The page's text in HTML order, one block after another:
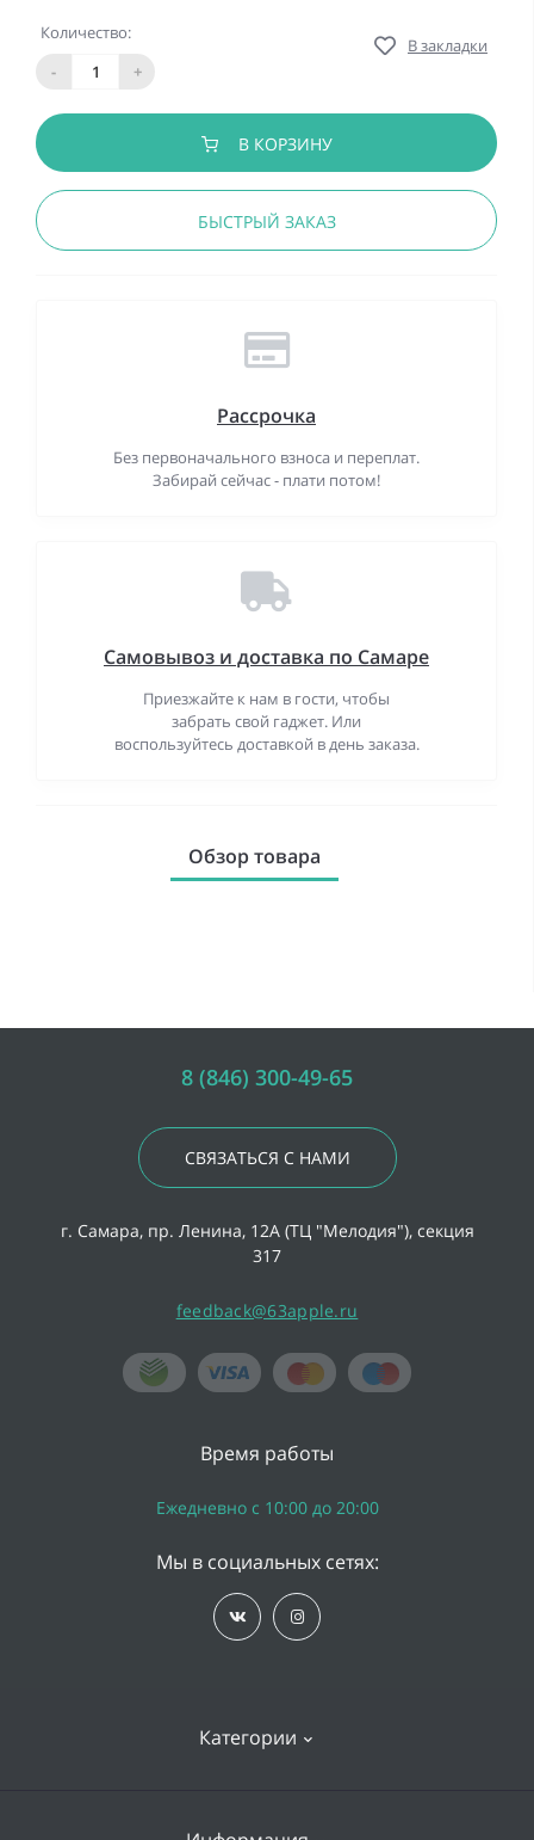
Количество:
-
+
В закладки
В КОРЗИНУ
БЫСТРЫЙ ЗАКАЗ
Рассрочка
Без первоначального взноса и переплат.
Забирай сейчас - плати потом!
Самовывоз и доставка по Самаре
Приезжайте к нам в гости, чтобы
забрать свой гаджет. Или
воспользуйтесь доставкой в день заказа.
Обзор товара
8 (846) 300-49-65
СВЯЗАТЬСЯ С НАМИ
г. Самара, пр. Ленина, 12А (ТЦ "Мелодия"), секция
317
feedback@63apple.ru
Категории
Время работы
Ежедневно с 10:00 до 20:00
Мы в социальных сетях: